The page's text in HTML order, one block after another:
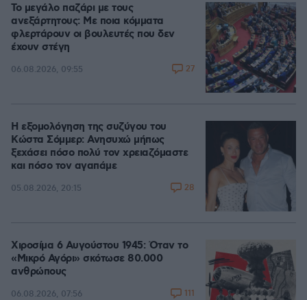
Το μεγάλο παζάρι με τους
ανεξάρτητους: Με ποια κόμματα
φλερτάρουν οι βουλευτές που δεν
έχουν στέγη
06.08.2026, 09:55 27
Η εξομολόγηση της συζύγου του
Κώστα Σόμμερ: Ανησυχώ μήπως
ξεχάσει πόσο πολύ τον χρειαζόμαστε
και πόσο τον αγαπάμε
05.08.2026, 20:15 28
Χιροσίμα 6 Αυγούστου 1945: Όταν το
«Μικρό Αγόρι» σκότωσε 80.000
ανθρώπους
06.08.2026, 07:56 111